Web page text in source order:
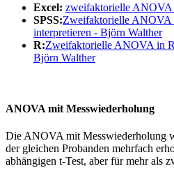
Excel: zweifaktorielle ANOVA
SPSS:Zweifaktorielle ANOVA
interpretieren - Björn Walther
R:Zweifaktorielle ANOVA in
Björn Walther
ANOVA mit Messwiederholung
Die ANOVA mit Messwiederholung
der gleichen Probanden mehrfach
abhängigen t-Test, aber für mehr als